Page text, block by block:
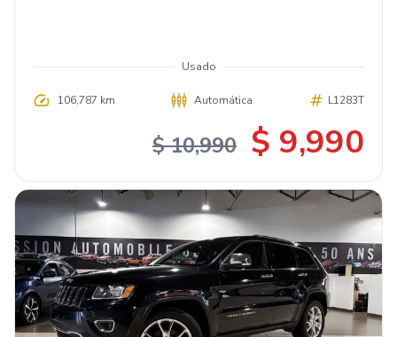
Usado
106,787 km Automática L1283T
$ 10,990 $ 9,990